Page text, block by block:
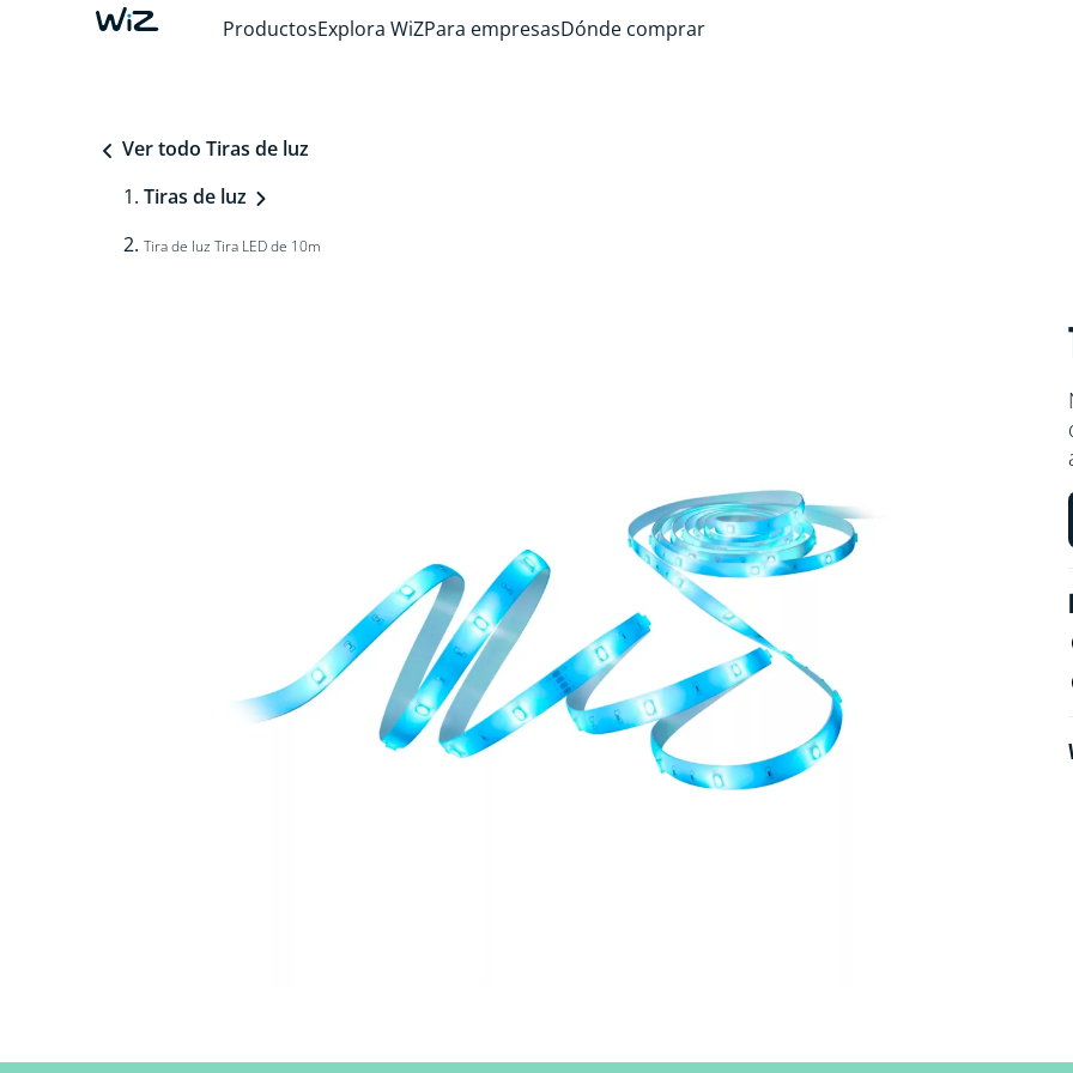
ProductosExplora WiZPara empresasDónde comprar
Ver todo Tiras de luz
Tiras de luz
Tira de luz Tira LED de 10m